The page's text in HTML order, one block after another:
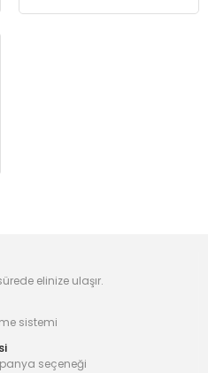
elinize ulaşır.
sistemi
seçeneği